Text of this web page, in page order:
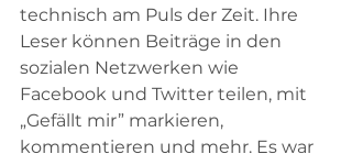
technisch am Puls der Zeit. Ihre
Leser können Beiträge in den
sozialen Netzwerken wie
Facebook und Twitter teilen, mit
„Gefällt mir” markieren,
kommentieren und mehr. Es war